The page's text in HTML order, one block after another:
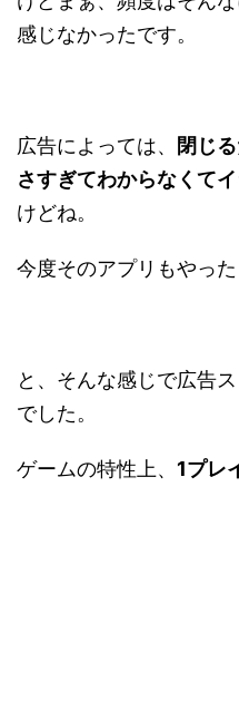
感じなかったです。
広告によっては、
閉じ
さすぎてわからなくて
けどね。
今度そのアプリもやった
と、そんな感じで広告
でした。
ゲームの特性上、 1プレ